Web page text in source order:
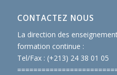
CONTACTEZ NOUS
La direction des
formation continue :
Tel/Fax : (+213) 24 38 01 05